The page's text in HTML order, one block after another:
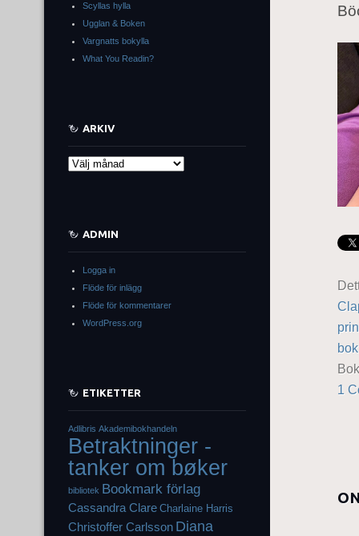
1
Scyllas hylla
Ugglan & Boken
Vargnatts bokylla
What You Readin?
ARKIV
Arkiv
ADMIN
Logga in
Flöde för inlägg
Flöde för kommentarer
WordPress.org
ETIKETTER
Adlibris Akademibokhandeln
Betraktninger -
tanker om bøker
bibliotek Bookmark förlag
Cassandra Clare Charlaine Harris
Christoffer Carlsson Diana